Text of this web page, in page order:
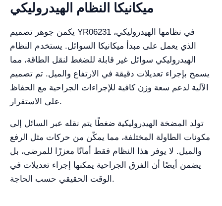
ميكانيكا النظام الهيدروليكي
يكمن جوهر تصميم YR06231 في نظامها الهيدروليكي،
الذي يعمل على مبدأ ميكانيكا السوائل. يستخدم النظام
الهيدروليكي سوائل غير قابلة للضغط لنقل الطاقة، مما
يسمح بإجراء تعديلات دقيقة في الارتفاع والميل. تم تصميم
الآلية لدعم سعة وزن كافية للإجراءات الجراحية مع الحفاظ
على الاستقرار.
تولد المضخة الهيدروليكية ضغطًا يتم نقله عبر السائل إلى
مكونات الطاولة المختلفة، مما يمكّن من حركات مثل الرفع
والميل. لا يوفر هذا النظام فقط أمانًا معززًا للمرضى، بل
يضمن أيضًا أن الفرق الجراحية يمكنها إجراء تعديلات في
الوقت الحقيقي حسب الحاجة.